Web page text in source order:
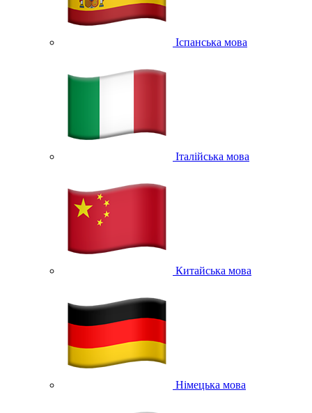
Іспанська мова
Італійська мова
Китайська мова
Німецька мова